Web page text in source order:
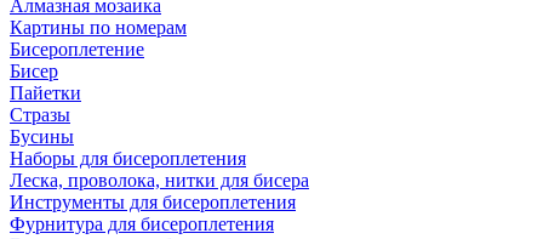
Алмазная мозаика
Картины по номерам
Бисероплетение
Бисер
Пайетки
Стразы
Бусины
Наборы для бисероплетения
Леска, проволока, нитки для бисера
Инструменты для бисероплетения
Фурнитура для бисероплетения